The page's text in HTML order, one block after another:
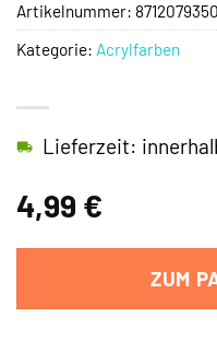
4,99 €
Lieferzeit:
ZUM
Artikelnummer:
Kategorie: Acrylfarben